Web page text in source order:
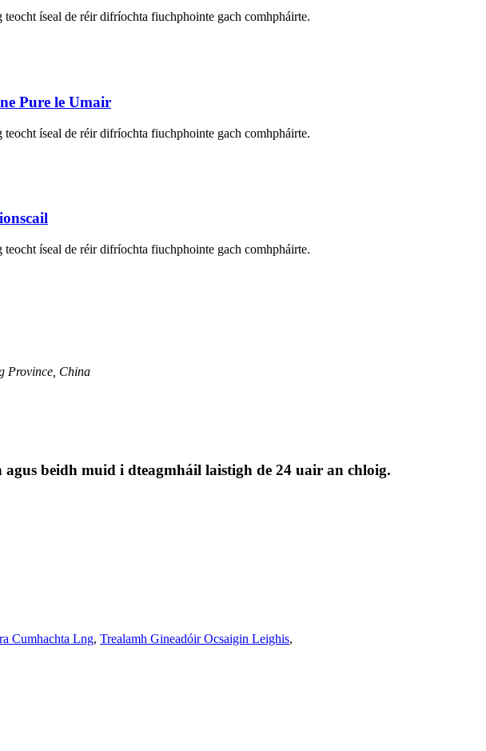
íseal de réir difríochta fiuchphointe gach comhpháirte.
Pure le Umair
íseal de réir difríochta fiuchphointe gach comhpháirte.
íseal de réir difríochta fiuchphointe gach comhpháirte.
Province, China
beidh muid i dteagmháil laistigh de 24 uair an chloig.
Cumhachta Lng, Trealamh Gineadóir Ocsaigin Leighis,